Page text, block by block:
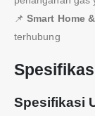
📌Smart Home
terhubung
Spesifikasi